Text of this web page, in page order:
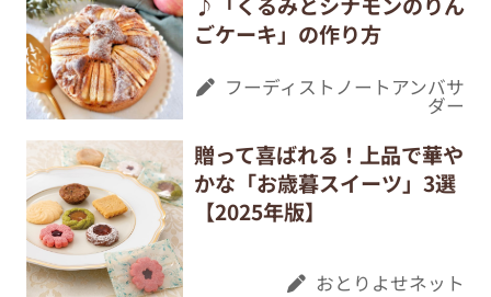
ごケーキ」の作り方
フーディストノートアンバサ
ダー
贈って喜ばれる！上品で華や
かな「お歳暮スイーツ」3選
【2025年版】
おとりよせネット